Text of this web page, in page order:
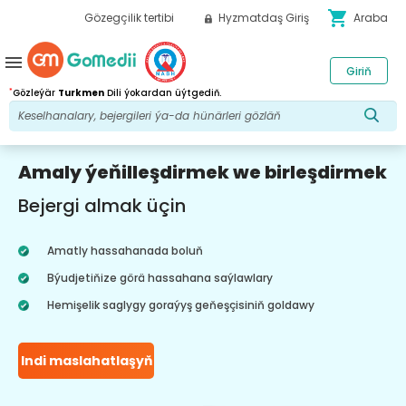
Gözegçilik tertibi Hyzmatdaş Giriş shopping_cart Araba
*Gözleýär Turkmen Dili ýokardan üýtgediň.
Giriň
menu
Amaly ýeňilleşdirmek we birleşdirmek
Bejergi almak üçin
Amatly hassahanada boluň
Býudjetiňize görä hassahana saýlawlary
Hemişelik saglygy goraýyş geňeşçisiniň goldawy
Indi maslahatlaşyň